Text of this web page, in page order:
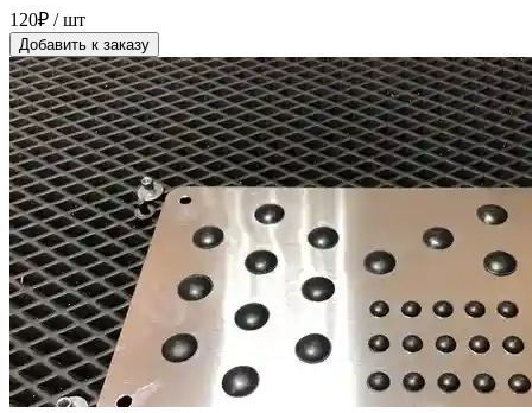
120₽ / шт
Добавить к заказу